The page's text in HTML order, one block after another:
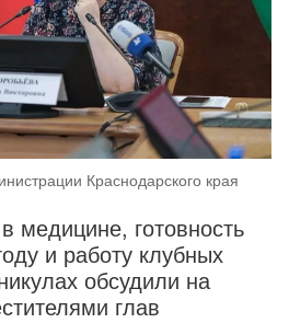
Краснодарского края
медицине, готовность
и работу клубных
обсудили на
глав